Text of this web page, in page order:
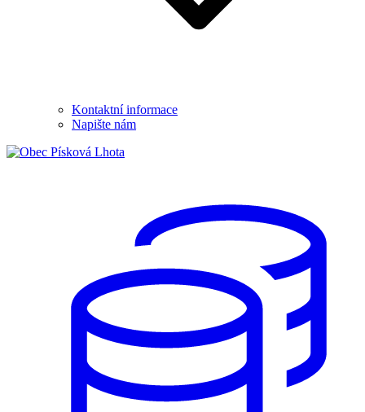
Kontaktní informace
Napište nám